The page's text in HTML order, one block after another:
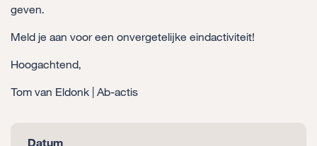
geven.
Meld je aan voor een onvergetelijke eindactiviteit!
Hoogachtend,
Tom van Eldonk | Ab-actis
Datum